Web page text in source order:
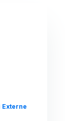
Externe